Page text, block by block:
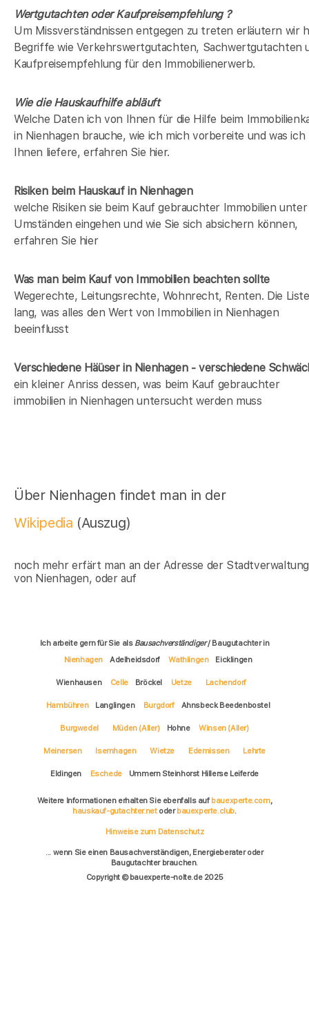
Wertgutachten oder Kaufpreisempfehlung ?
Um Missverständnissen entgegen zu treten erläutern wir
Begriffe wie Verkehrswertgutachten, Sachwertgutachten
Kaufpreisempfehlung für den Immobilienerwerb.
Wie die Hauskaufhilfe abläuft
Welche Daten ich von Ihnen für die Hilfe beim
in Nienhagen brauche, wie ich mich vorbereite und was ich
Ihnen liefere, erfahren Sie hier.
Risiken beim Hauskaufin Nienhagen
welche Risiken sie beim Kauf gebrauchter Immobilien unter
Umständen eingehen und wie Sie sich absichern können,
erfahren Sie hier
Was man beim Kauf von Immobilien beachten sollte
Wegerechte, Leitungsrechte, Wohnrecht, Renten. Die
lang, was alles den Wert von Immobilien in Nienhagen
beeinflusst
Verschiedene Häüser in Nienhagen - verschiedene
ein kleiner Anriss dessen, was beim Kauf gebrauchter
immobilien in Nienhagen untersucht werden muss
Über Nienhagen findet man in der
Wikipedia (Auszug)
noch mehr erfärt man an der Adresse der Stadtverwaltung
von Nienhagen, oder auf
Ich arbeite gern für Sie als Bausachverständiger/ Baugutachter in
Nienhagen
Adelheidsdorf Wathlingen Eicklingen
Wienhausen Celle Bröckel Uetze Lachendorf
Hambühren Langlingen Burgdorf Ahnsbeck Beedenbostel
Burgwedel Müden (Aller) Hohne Winsen (Aller)
Meinersen Isernhagen Wietze Edemissen Lehrte
Eldingen Eschede Ummern Steinhorst Hillerse Leiferde
Weitere Informationen erhalten Sie ebenfalls auf bauexperte.com,
hauskauf-gutachter.netoderbauexperte.club.
Hinweise zum Datenschutz
... wenn Sie einen Bausachverständigen, Energieberater oder
Baugutachter brauchen.
Copyright © bauexperte-nolte.de 2025